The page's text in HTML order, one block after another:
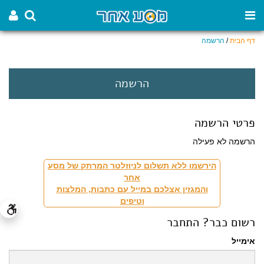
דף הבית/ הרשמה
הרשמה
פרטי הרשמה
הרשמה לא פעילה
הירשמו ללא תשלום לניוזלטר המרתק של מסע
אחר
והמגזין אצלכם במייל עם כתבות, המלצות
וטיפים
רשום כבר? התחבר
אימייל